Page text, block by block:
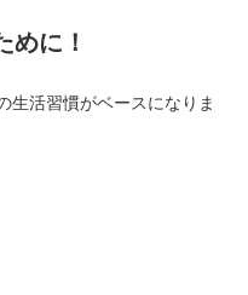
めに！
生活習慣がベースになりま